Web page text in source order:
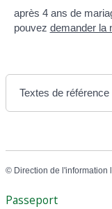
après 4 ans de
pouvez demander la
Textes de référence
© Direction de l'information
Passeport